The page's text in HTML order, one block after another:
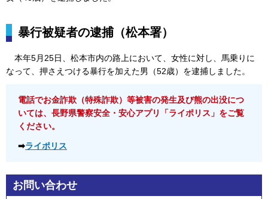
暴行被疑者の逮捕（松本署）
本年5月25日、松本市内の路上において、女性に対し、馬乗りに
なって、押さえつける暴行を加えた男（52歳）を逮捕しました。
電話でお金詐欺（特殊詐欺）等被害の発生及び熊の出没につ
いては、長野県警察安全・安心アプリ「ライポリス」をご覧
ください。
➡ライポリス
お問い合わせ